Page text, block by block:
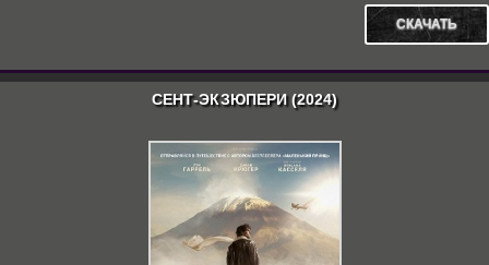
СКАЧАТЬ
СЕНТ-ЭКЗЮПЕРИ (2024)